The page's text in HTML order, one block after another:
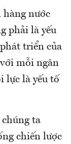
hàng nước
phải là yếu
triển của
mỗi ngân
lực là yếu tố
ta
chiến lược